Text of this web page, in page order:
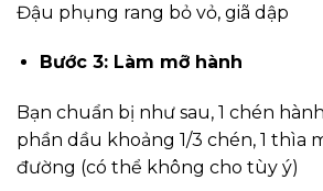
Đậu phụng rang bỏ vỏ, giã dập
Bước 3: Làm mỡ hành
Bạn chuẩn bị như sau, 1 chén
phần dầu khoảng 1/3 chén, 1 thìa
đường (có thể không cho tùy ý)